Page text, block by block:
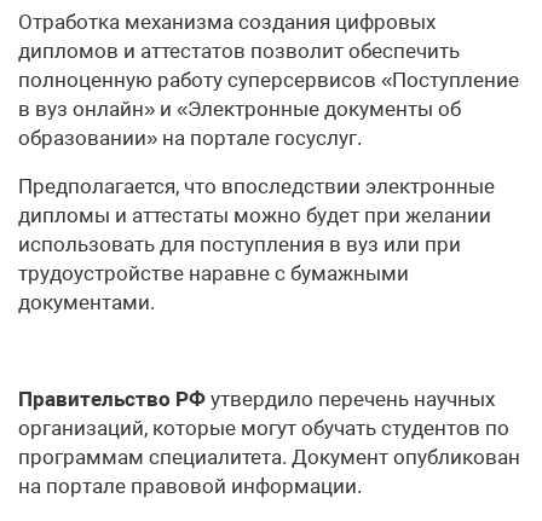
Отработка механизма создания цифровых
дипломов и аттестатов позволит обеспечить
полноценную работу суперсервисов «Поступление
в вуз онлайн» и «Электронные документы об
образовании» на портале госуслуг.
Предполагается, что впоследствии электронные
дипломы и аттестаты можно будет при желании
использовать для поступления в вуз или при
трудоустройстве наравне с бумажными
документами.
Правительство РФ утвердило перечень научных
организаций, которые могут обучать студентов по
программам специалитета. Документ опубликован
на портале правовой информации.